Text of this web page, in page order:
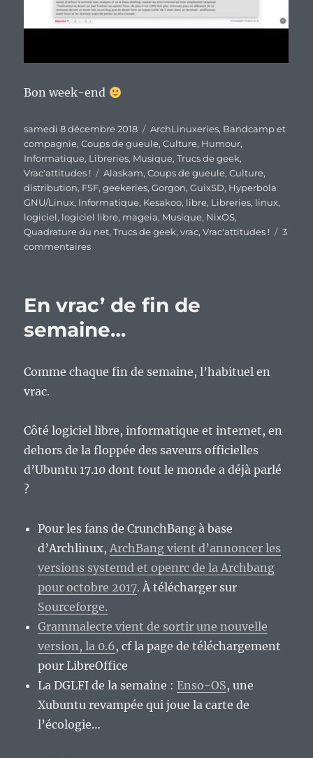
Bon week-end
Publié
le
samedi 8 décembre 2018 Catégories
ArchLinuxeries, Bandcamp et
compagnie,Coups de gueule,Culture, Humour,
Informatique, Libreries, Musique,Trucs de geek,
Vrac'attitudes !
Étiquettes
Alaskam,Coups de gueule,Culture,
distribution, FSF,geekeries,Gorgon,GuixSD, Hyperbola
GNU/Linux, Informatique, Kesakoo, libre, Libreries, linux,
logiciel, logiciel libre, mageia, Musique, NixOS,
Quadrature du net,Trucs de geek,vrac,Vrac'attitudes !
3
commentairessur
fin
semaine…
En vrac’ de fin de
semaine…
Comme chaque fin de semaine, l’habituel en
vrac.
Côté logiciel libre, informatique et internet, en
dehors de la floppée des saveurs officielles
d’Ubuntu 17.10 dont tout le monde a déjà parlé
?
Pour les fans de CrunchBang à base
d’Archlinux,ArchBang vient d’annoncer les
versions systemd et openrc de la Archbang
pour octobre 2017. À télécharger sur
Sourceforge.
Grammalecte vient de sortir une nouvelle
version, la 0.6, cf la page de téléchargement
pour LibreOffice
La DGLFI de la semaine :Enso-OS, une
Xubuntu revampée qui joue la carte de
l’écologie…